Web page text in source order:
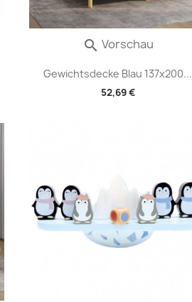
Gewichtsdecke Blau 137x200...
52,69 €
 Vorschau